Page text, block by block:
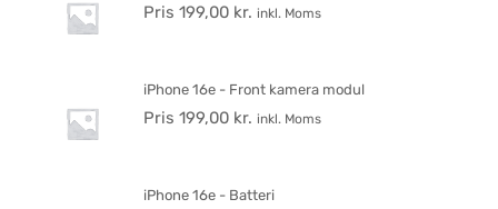
Pris 199,00 kr. inkl. Moms
iPhone 16e - Front kamera modul
Pris 199,00 kr. inkl. Moms
iPhone 16e - Batteri